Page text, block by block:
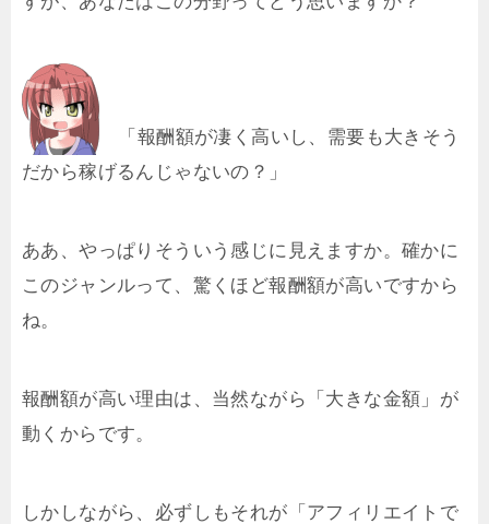
「報酬額が凄く高いし、需要も大きそう
だから稼げるんじゃないの？」
ああ、やっぱりそういう感じに見えますか。確かに
このジャンルって、驚くほど報酬額が高いですから
ね。
報酬額が高い理由は、当然ながら「大きな金額」が
動くからです。
しかしながら、必ずしもそれが「アフィリエイトで